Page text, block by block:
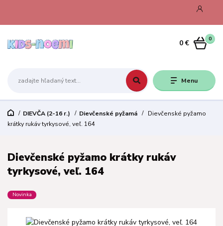
Menu
0
0 €
DIEVČA (2-16 r.) Dievčenské pyžamá
Dievčenské pyžamo
krátky rukáv tyrkysové, veľ. 164
Dievčenské pyžamo krátky rukáv
tyrkysové, veľ. 164
Novinka